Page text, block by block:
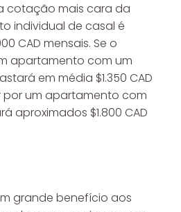
cotação mais cara da
individual de casal é
CAD mensais. Se o
apartamento com um
em média $1.350 CAD
por um apartamento com
aproximados $1.800 CAD
grande benefício aos